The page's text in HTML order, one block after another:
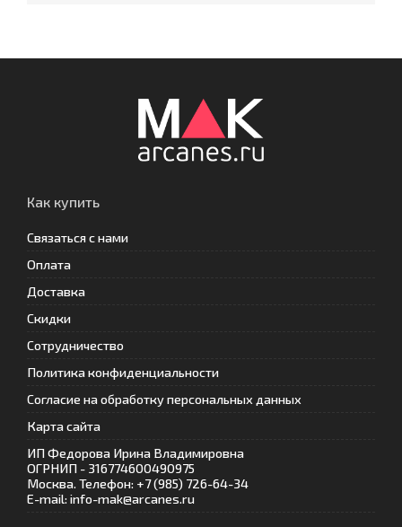
Как купить
Связаться с нами
Оплата
Доставка
Скидки
Сотрудничество
Политика конфиденциальности
Согласие на обработку персональных данных
Карта сайта
ИП Федорова Ирина Владимировна
ОГРНИП - 316774600490975
Москва. Телефон: +7 (985) 726-64-34
E-mail: info-mak@arcanes.ru